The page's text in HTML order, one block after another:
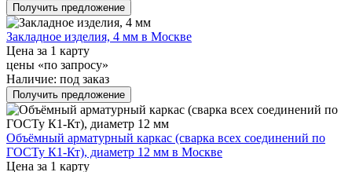
Получить предложение
Закладное изделия, 4 мм в Москве
Цена за 1 карту
цены «по запросу»
Наличие: под заказ
Получить предложение
Объёмный арматурный каркас (сварка всех соединений по
ГОСТу К1-Кт), диаметр 12 мм в Москве
Цена за 1 карту